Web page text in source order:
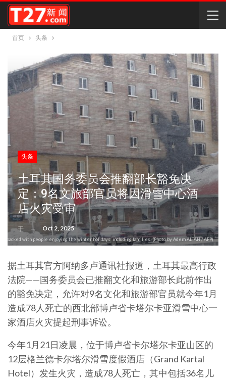
首页 头条
头条
土耳其国务委员会推翻部长豁免决
定：9名文旅部官员将因滑雪中心酒
店火灾受审
于 Oct 2, 2025
packed with people enjoying the winter holidays, including families. (Photo by Adem ALTAN / AFP)
据土耳其官方阿纳多卢通讯社报道，土耳其最高行政
法院——国务委员会已推翻文化和旅游部长此前作出
的豁免决定，允许对9名文化和旅游部官员就今年1月
造成78人死亡的西北部博卢省卡塔尔卡亚滑雪中心一
家酒店火灾提起刑事诉讼。
今年1月21日凌晨，位于博卢省卡尔塔尔卡亚山区的
12层格兰德卡尔塔尔滑雪度假酒店（Grand Kartal
Hotel）发生火灾，造成78人死亡，其中包括36名儿